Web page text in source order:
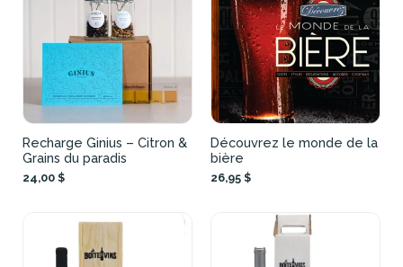
Recharge Ginius – Citron &
Grains du paradis
24,00 $
Découvrez le monde de la
bière
26,95 $